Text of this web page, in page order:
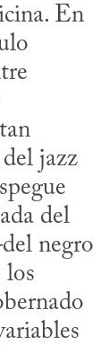
En
jazz
del
negro
los